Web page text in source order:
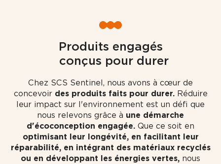
Produits engagés
conçus pour durer
Chez SCS Sentinel, nous avons à cœur de
concevoir des produits faits pour durer.Réduire
leur impact sur l'environnement est un défi que
nous relevons grâce à une démarche
d'écoconception engagée. Que ce soit en
optimisant leur longévité, en facilitant leur
réparabilité, en intégrant des matériaux recyclés
ou en développant les énergies vertes, nous